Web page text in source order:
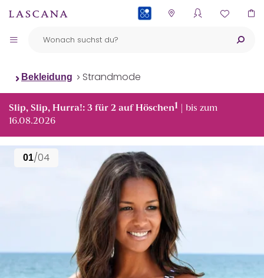
Bekleidung Strandmode
Slip, Slip, Hurra!: 3 für 2 auf Höschen1 | bis zum
16.08.2026
01/04